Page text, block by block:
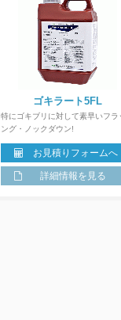
ゴキラート5FL
特にゴキブリに対して素早いフラ
ング・ノックダウン!
お見積りフォームへ
詳細情報を見る